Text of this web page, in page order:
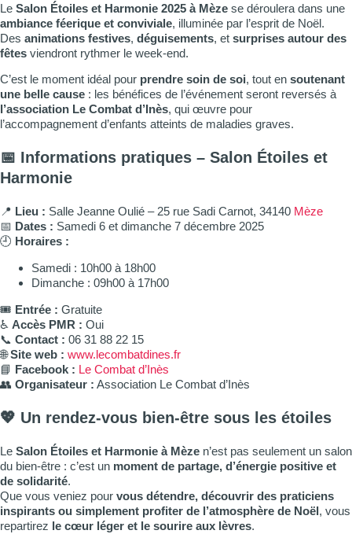
Le Salon Étoiles et Harmonie 2025 à Mèze se déroulera dans une
ambiance féerique et conviviale, illuminée par l’esprit de Noël.
Des animations festives, déguisements, et surprises autour des
fêtes viendront rythmer le week-end.
C’est le moment idéal pour prendre soin de soi, tout en soutenant
une belle cause : les bénéfices de l’événement seront reversés à
l’association Le Combat d’Inès, qui œuvre pour
l’accompagnement d’enfants atteints de maladies graves.
📅 Informations pratiques – Salon Étoiles et
Harmonie
📍 Lieu : Salle Jeanne Oulié – 25 rue Sadi Carnot, 34140 Mèze
📅 Dates : Samedi 6 et dimanche 7 décembre 2025
🕘 Horaires :
Samedi : 10h00 à 18h00
Dimanche : 09h00 à 17h00
🎟️ Entrée : Gratuite
♿ Accès PMR : Oui
📞 Contact : 06 31 88 22 15
🌐Site web : www.lecombatdines.fr
📘 Facebook : Le Combat d’Inès
👥 Organisateur : Association Le Combat d’Inès
💖 Un rendez-vous bien-être sous les étoiles
Le Salon Étoiles et Harmonie à Mèze n’est pas seulement un salon
du bien-être : c’est un moment de partage, d’énergie positive et
de solidarité.
Que vous veniez pour vous détendre, découvrir des praticiens
inspirants ou simplement profiter de l’atmosphère de Noël, vous
repartirez le cœur léger et le sourire aux lèvres.